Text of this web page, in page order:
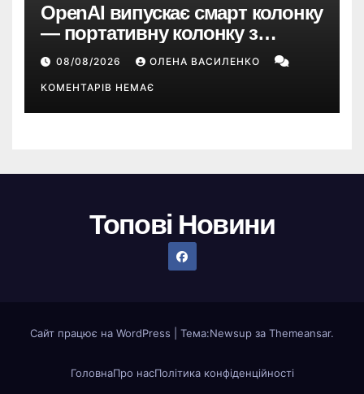
OpenAI випускає смарт колонку
— портативну колонку з
ChatGPT, камерою та цінником
понад $300
08/08/2026 ОЛЕНА ВАСИЛЕНКО
КОМЕНТАРІВ НЕМАЄ
Топові Новини
Сайт працює на WordPress Тема:Newsup за Themeansar.
ГоловнаПро насПолітика конфіденційності